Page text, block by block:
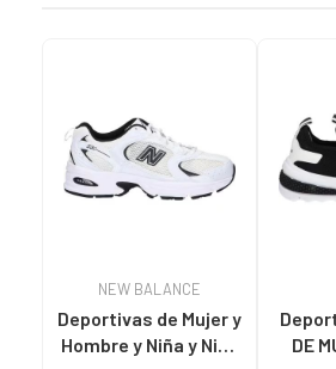
NEW BALANCE
Deportivas de Mujer y
Hombre y Niña y Niño
DE